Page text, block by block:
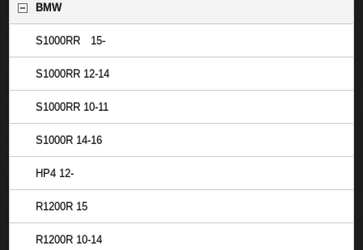
BMW
S1000RR 15-
S1000RR 12-14
S1000RR 10-11
S1000R 14-16
HP4 12-
R1200R 15
R1200R 10-14